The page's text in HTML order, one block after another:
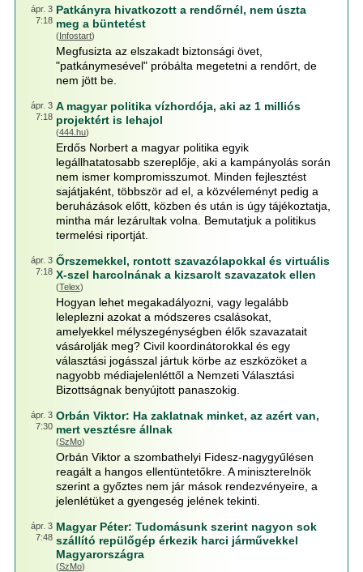
ápr. 3
7:18
Patkányra hivatkozott a rendőrnél, nem úszta
meg a büntetést
(Infostart)
Megfusizta az elszakadt biztonsági övet,
"patkánymesével" próbálta megetetni a rendőrt, de
nem jött be.
ápr. 3
7:18
A magyar politika vízhordója, aki az 1 milliós
projektért is lehajol
(444.hu)
Erdős Norbert a magyar politika egyik
legállhatatosabb szereplője, aki a kampányolás során
nem ismer kompromisszumot. Minden fejlesztést
sajátjaként, többször ad el, a közvéleményt pedig a
beruházások előtt, közben és után is úgy tájékoztatja,
mintha már lezárultak volna. Bemutatjuk a politikus
termelési riportját.
ápr. 3
7:18
Őrszemekkel, rontott szavazólapokkal és virtuális
X-szel harcolnának a kizsarolt szavazatok ellen
(Telex)
Hogyan lehet megakadályozni, vagy legalább
leleplezni azokat a módszeres csalásokat,
amelyekkel mélyszegénységben élők szavazatait
vásárolják meg? Civil koordinátorokkal és egy
választási jogásszal jártuk körbe az eszközöket a
nagyobb médiajelenléttől a Nemzeti Választási
Bizottságnak benyújtott panaszokig.
ápr. 3
7:30
Orbán Viktor: Ha zaklatnak minket, az azért van,
mert vesztésre állnak
(SzMo)
Orbán Viktor a szombathelyi Fidesz-nagygyűlésen
reagált a hangos ellentüntetőkre. A miniszterelnök
szerint a győztes nem jár mások rendezvényeire, a
jelenlétüket a gyengeség jelének tekinti.
ápr. 3
7:48
Magyar Péter: Tudomásunk szerint nagyon sok
szállító repülőgép érkezik harci járművekkel
Magyarországra
(SzMo)